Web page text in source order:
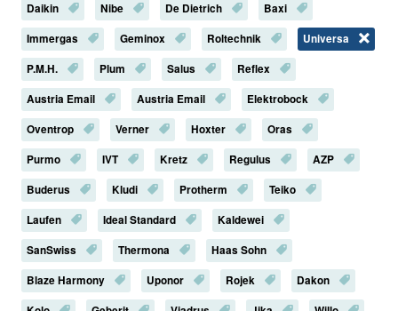
Daikin
Nibe De Dietrich
Baxi
Immergas
Geminox Roltechnik
Universa
P.M.H.
Plum Salus
Reflex
Austria Email
Austria Email
Elektrobock
Oventrop
Verner Hoxter
Oras
Purmo
IVT Kretz Regulus
AZP
Buderus
Kludi Protherm
Teiko
Laufen
Ideal Standard
Kaldewei
SanSwiss
Thermona
Haas Sohn
Blaze Harmony
Uponor Rojek
Dakon